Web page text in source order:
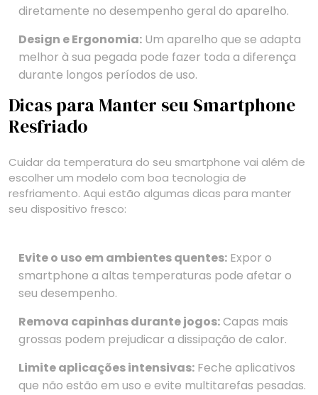
diretamente no desempenho geral do aparelho.
Design e Ergonomia: Um aparelho que se adapta
melhor à sua pegada pode fazer toda a diferença
durante longos períodos de uso.
Dicas para Manter seu Smartphone
Resfriado
Cuidar da temperatura do seu smartphone vai além de
escolher um modelo com boa tecnologia de
resfriamento. Aqui estão algumas dicas para manter
seu dispositivo fresco:
Evite o uso em ambientes quentes: Expor o
smartphone a altas temperaturas pode afetar o
seu desempenho.
Remova capinhas durante jogos:Capas mais
grossas podem prejudicar a dissipação de calor.
Limite aplicações intensivas: Feche aplicativos
que não estão em uso e evite multitarefas pesadas.